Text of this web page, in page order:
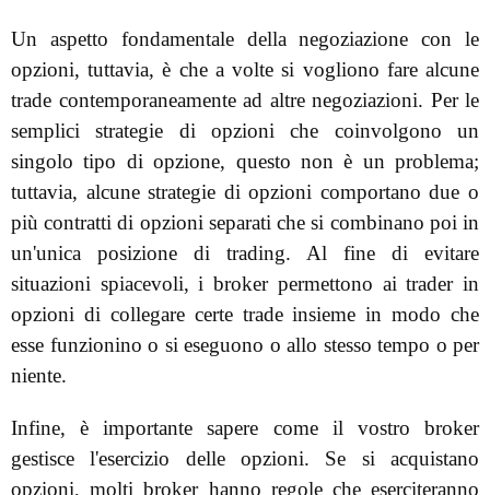
Un aspetto fondamentale della negoziazione con le
opzioni, tuttavia, è che a volte si vogliono fare alcune
trade contemporaneamente ad altre negoziazioni. Per le
semplici strategie di opzioni che coinvolgono un
singolo tipo di opzione, questo non è un problema;
tuttavia, alcune strategie di opzioni comportano due o
più contratti di opzioni separati che si combinano poi in
un'unica posizione di trading. Al fine di evitare
situazioni spiacevoli, i broker permettono ai trader in
opzioni di collegare certe trade insieme in modo che
esse funzionino o si eseguono o allo stesso tempo o per
niente.
Infine, è importante sapere come il vostro broker
gestisce l'esercizio delle opzioni. Se si acquistano
opzioni, molti broker hanno regole che eserciteranno